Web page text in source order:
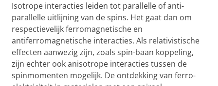
Isotrope interacties leiden tot parallelle of anti-
parallelle uitlijning van de spins. Het gaat dan om
respectievelijk ferromagnetische en
antiferromagnetische interacties. Als relativistische
effecten aanwezig zijn, zoals spin-baan koppeling,
zijn echter ook anisotrope interacties tussen de
spinmomenten mogelijk. De ontdekking van ferro-